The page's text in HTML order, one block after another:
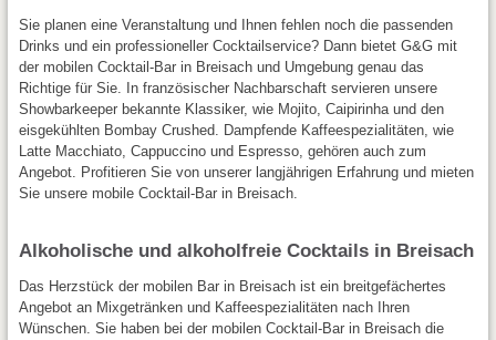
Sie planen eine Veranstaltung und Ihnen fehlen noch die passenden
Drinks und ein professioneller Cocktailservice? Dann bietet G&G mit
der mobilen Cocktail-Bar in Breisach und Umgebung genau das
Richtige für Sie. In französischer Nachbarschaft servieren unsere
Showbarkeeper bekannte Klassiker, wie Mojito, Caipirinha und den
eisgekühlten Bombay Crushed. Dampfende Kaffeespezialitäten, wie
Latte Macchiato, Cappuccino und Espresso, gehören auch zum
Angebot. Profitieren Sie von unserer langjährigen Erfahrung und mieten
Sie unsere mobile Cocktail-Bar in Breisach.
Alkoholische und alkoholfreie Cocktails in Breisach
Das Herzstück der mobilen Bar in Breisach ist ein breitgefächertes
Angebot an Mixgetränken und Kaffeespezialitäten nach Ihren
Wünschen. Sie haben bei der mobilen Cocktail-Bar in Breisach die